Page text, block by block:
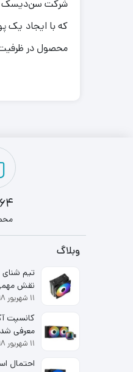
محصول در ظرفیت‌های 16, 32, 64 و 128 گیگابایتی
وبلاگ
تیم شنای
نقش
است
۱۱ شهریور ۱۳۹۸
معرفی
شاخه
۱۱ شهریور ۱۳۹۸